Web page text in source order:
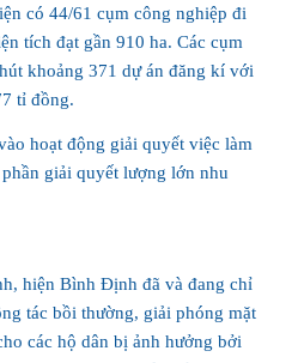
có 44/61 cụm công nghiệp đi
tích đạt gần 910 ha. Các cụm
khoảng 371 dự án đăng kí với
tỉ đồng.
hoạt động giải quyết việc làm
giải quyết lượng lớn nhu
hiện Bình Định đã và đang chỉ
tác bồi thường, giải phóng mặt
các hộ dân bị ảnh hưởng bởi